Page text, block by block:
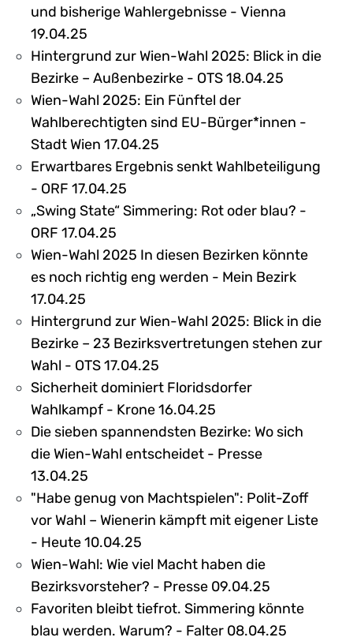
und bisherige Wahlergebnisse - Vienna
19.04.25
Hintergrund zur Wien-Wahl 2025: Blick in die
Bezirke – Außenbezirke - OTS 18.04.25
Wien-Wahl 2025: Ein Fünftel der
Wahlberechtigten sind EU-Bürger*innen -
Stadt Wien 17.04.25
Erwartbares Ergebnis senkt Wahlbeteiligung
- ORF 17.04.25
„Swing State“ Simmering: Rot oder blau? -
ORF 17.04.25
Wien-Wahl 2025 In diesen Bezirken könnte
es noch richtig eng werden - Mein Bezirk
17.04.25
Hintergrund zur Wien-Wahl 2025: Blick in die
Bezirke – 23 Bezirksvertretungen stehen zur
Wahl - OTS 17.04.25
Sicherheit dominiert Floridsdorfer
Wahlkampf - Krone 16.04.25
Die sieben spannendsten Bezirke: Wo sich
die Wien-Wahl entscheidet - Presse
13.04.25
"Habe genug von Machtspielen": Polit-Zoff
vor Wahl – Wienerin kämpft mit eigener Liste
- Heute 10.04.25
Wien-Wahl: Wie viel Macht haben die
Bezirksvorsteher? - Presse 09.04.25
Favoriten bleibt tiefrot. Simmering könnte
blau werden. Warum? - Falter 08.04.25